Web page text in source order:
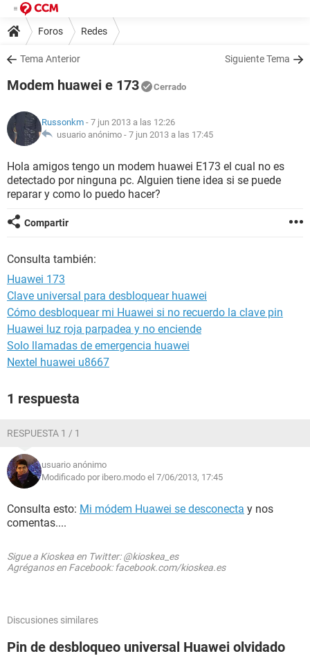
Foros Redes
Tema Anterior Siguiente Tema
Modem huawei e 173 Cerrado
Russonkm - 7 jun 2013 a las 12:26
usuario anónimo - 7 jun 2013 a las 17:45
Hola amigos tengo un modem huawei E173 el cual no es
detectado por ninguna pc. Alguien tiene idea si se puede
reparar y como lo puedo hacer?
Compartir
Consulta también:
Huawei 173
Clave universal para desbloquear huawei
Cómo desbloquear mi Huawei si no recuerdo la clave pin
Huawei luz roja parpadea y no enciende
Solo llamadas de emergencia huawei
Nextel huawei u8667
1 respuesta
RESPUESTA 1 / 1
usuario anónimo
Modificado por ibero.modo el 7/06/2013, 17:45
Consulta esto: Mi módem Huawei se desconecta y nos
comentas....
Sigue a Kioskea en Twitter: @kioskea_es
Agréganos en Facebook: facebook.com/kioskea.es
Discusiones similares
Pin de desbloqueo universal Huawei olvidado